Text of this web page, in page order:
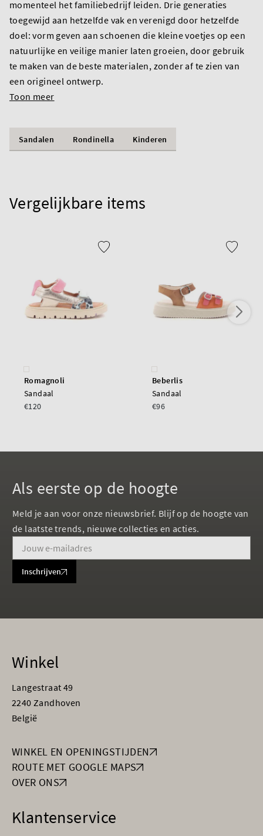
momenteel het familiebedrijf leiden. Drie generaties
toegewijd aan hetzelfde vak en verenigd door hetzelfde
doel: vorm geven aan schoenen die kleine voetjes op een
natuurlijke en veilige manier laten groeien, door gebruik
te maken van de beste materialen, zonder af te zien van
een origineel ontwerp.
Toon meer
Sandalen Rondinella Kinderen
Vergelijkbare items
Romagnoli
Sandaal
€120
Beberlis
Sandaal
€96
Als eerste op de hoogte
Meld je aan voor onze nieuwsbrief. Blijf op de hoogte van
de laatste trends, nieuwe collecties en acties.
Inschrijven
Winkel
Langestraat 49
2240 Zandhoven
België
WINKEL EN OPENINGSTIJDEN
ROUTE MET GOOGLE MAPS
OVER ONS
Klantenservice